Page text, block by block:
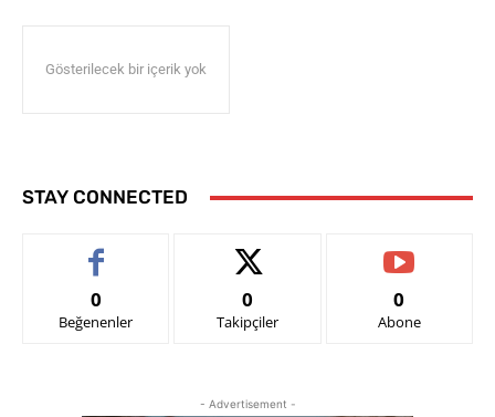
Gösterilecek bir içerik yok
STAY CONNECTED
0
Beğenenler
0
Takipçiler
0
Abone
- Advertisement -